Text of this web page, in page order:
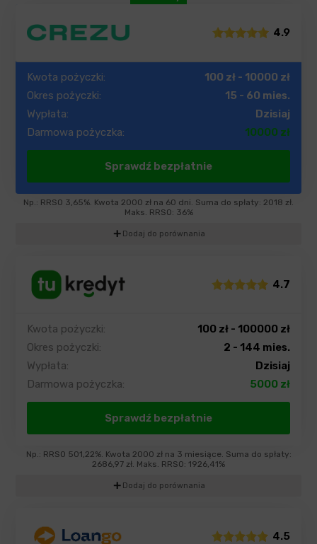
4.9
Kwota pożyczki:
100 zł - 10000 zł
Okres pożyczki:
15 - 60 mies.
Wypłata:
Dzisiaj
Darmowa pożyczka:
10000 zł
Sprawdź bezpłatnie
Np.: RRSO 3,65%. Kwota 2000 zł na 60 dni. Suma do spłaty: 2018 zł.
Maks. RRSO: 36%
add Dodaj do porównania
4.7
Kwota pożyczki:
100 zł - 100000 zł
Okres pożyczki:
2 - 144 mies.
Wypłata:
Dzisiaj
Darmowa pożyczka:
5000 zł
Sprawdź bezpłatnie
Np.: RRSO 501,22%. Kwota 2000 zł na 3 miesiące. Suma do spłaty:
2686,97 zł. Maks. RRSO: 1926,41%
add Dodaj do porównania
4.5